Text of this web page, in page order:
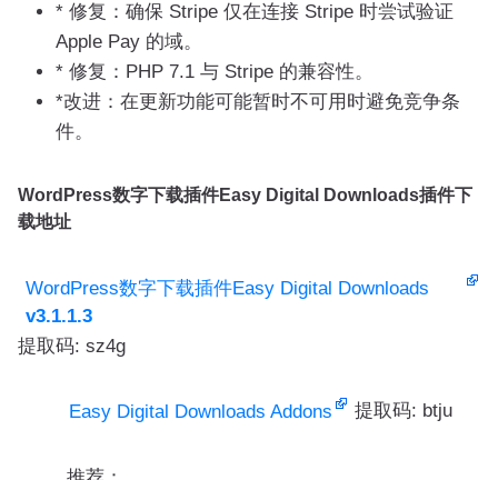
* 修复：确保 Stripe 仅在连接 Stripe 时尝试验证
Apple Pay 的域。
* 修复：PHP 7.1 与 Stripe 的兼容性。
*改进：在更新功能可能暂时不可用时避免竞争条
件。
WordPress数字下载插件Easy Digital Downloads插件下
载地址
WordPress数字下载插件Easy Digital Downloads
v3.1.1.3
提取码: sz4g
Easy Digital Downloads Addons 提取码: btju